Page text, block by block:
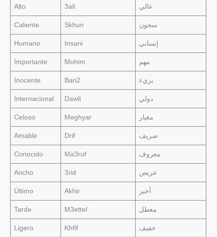
Alto 3ali عالي
Caliente Skhun سخون
Humano Insani إنساني
Importante Mohim مهم
Inocente Bari2 بريء
Internacional Dawli دولي
Celoso Meghyar مغيار
Amable Drif ضريف
Conocido Ma3ruf معروف
Ancho 3rid عريض
Último Akhir أخير
Tarde M3ettel معطل
Ligero Khfif خفيف